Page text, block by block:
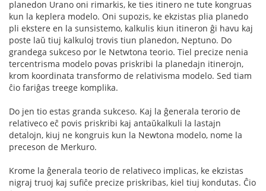
planedon Urano oni rimarkis, ke ties itinero ne tute kongruas
kun la keplera modelo. Oni supozis, ke ekzistas plia planedo
pli ekstere en la sunsistemo, kalkulis kiun itineron ĝi havu kaj
poste laŭ tiuj kalkuloj trovis tiun planedon, Neptuno. Do
grandega sukceso por le Netwtona teorio. Tiel precize nenia
tercentrisma modelo povas priskribi la planedajn itinerojn,
krom koordinata transformo de relativisma modelo. Sed tiam
ĉio fariĝas treege komplika.
Do jen tio estas granda sukceso. Kaj la ĝenerala terorio de
relativeco eĉ povis priskribi kaj antaŭkalkuli la lastajn
detalojn, kiuj ne kongruis kun la Newtona modelo, nome la
preceson de Merkuro.
Krome la ĝenerala teorio de relativeco implicas, ke ekzistas
nigraj truoj kaj sufiĉe precize priskribas, kiel tiuj kondutas. Ĉio